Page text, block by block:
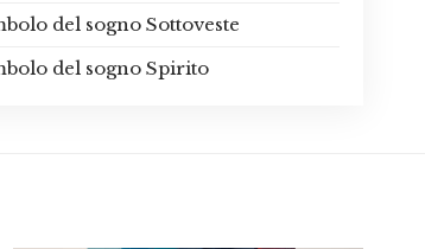
del sogno Sottoveste
del sogno Spirito